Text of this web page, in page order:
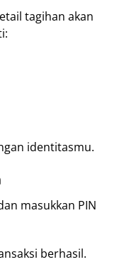
tagihan akan
identitasmu.
masukkan PIN
berhasil.